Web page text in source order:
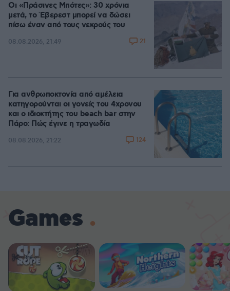
Οι «Πράσινες Μπότες»: 30 χρόνια
μετά, το Έβερεστ μπορεί να δώσει
πίσω έναν από τους νεκρούς του
08.08.2026, 21:49 21
Για ανθρωποκτονία από αμέλεια
κατηγορούνται οι γονείς του 4χρονου
και ο ιδιοκτήτης του beach bar στην
Πάρο: Πώς έγινε η τραγωδία
08.08.2026, 21:22 124
Games